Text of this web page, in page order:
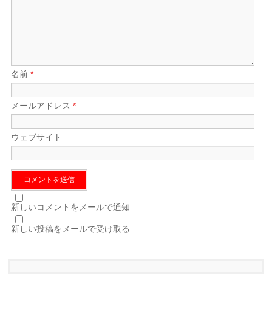
名前*
メールアドレス*
ウェブサイト
新しいコメントをメールで通知
新しい投稿をメールで受け取る